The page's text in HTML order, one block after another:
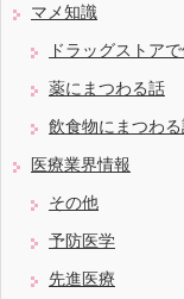
マメ知識
ドラッグストア
薬にまつわる話
飲食物にまつわ
医療業界情報
その他
予防医学
先進医療